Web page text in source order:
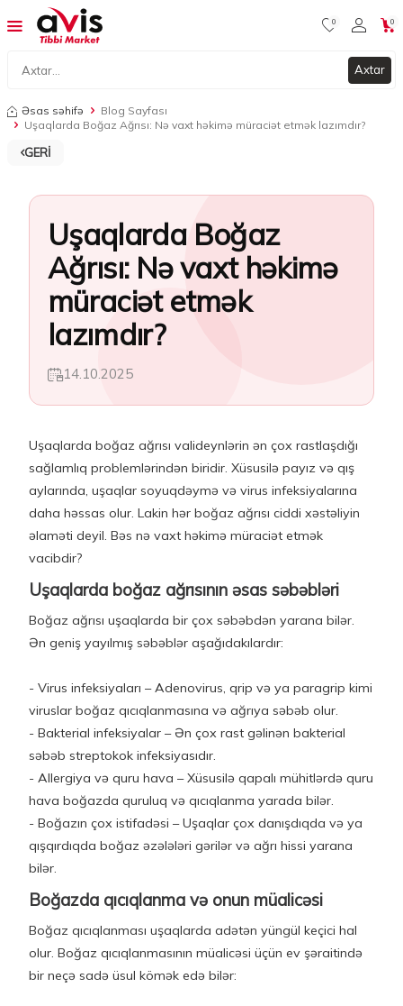
Axtar
0 0
Əsas səhifə
Blog Sayfası
Uşaqlarda Boğaz Ağrısı: Nə vaxt həkimə müraciət etmək lazımdır?
GERI
Uşaqlarda Boğaz
Ağrısı: Nə vaxt həkimə
müraciət etmək
lazımdır?
14.10.2025
Uşaqlarda boğaz ağrısı valideynlərin ən çox rastlaşdığı
sağlamlıq problemlərindən biridir. Xüsusilə payız və qış
aylarında, uşaqlar soyuqdəymə və virus infeksiyalarına
daha həssas olur. Lakin hər boğaz ağrısı ciddi xəstəliyin
əlaməti deyil. Bəs nə vaxt həkimə müraciət etmək
vacibdir?
Uşaqlarda boğaz ağrısının əsas səbəbləri
Boğaz ağrısı uşaqlarda bir çox səbəbdən yarana bilər.
Ən geniş yayılmış səbəblər aşağıdakılardır:
- Virus infeksiyaları – Adenovirus, qrip və ya paragrip kimi
viruslar boğaz qıcıqlanmasına və ağrıya səbəb olur.
- Bakterial infeksiyalar – Ən çox rast gəlinən bakterial
səbəb streptokok infeksiyasıdır.
- Allergiya və quru hava – Xüsusilə qapalı mühitlərdə quru
hava boğazda quruluq və qıcıqlanma yarada bilər.
- Boğazın çox istifadəsi – Uşaqlar çox danışdıqda və ya
qışqırdıqda boğaz əzələləri gərilər və ağrı hissi yarana
bilər.
Boğazda qıcıqlanma və onun müalicəsi
Boğaz qıcıqlanması uşaqlarda adətən yüngül keçici hal
olur. Boğaz qıcıqlanmasının müalicəsi üçün ev şəraitində
bir neçə sadə üsul kömək edə bilər: